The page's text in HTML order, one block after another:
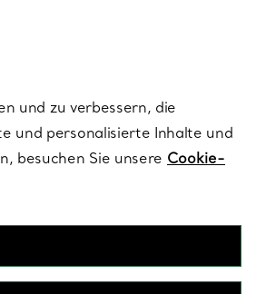
und zu verbessern, die
und personalisierte Inhalte und
besuchen Sie unsere Cookie-